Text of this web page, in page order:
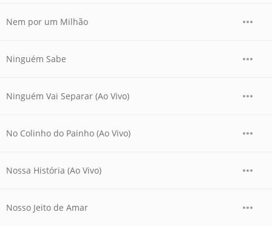
Nem por um Milhão
Ninguém Sabe
Ninguém Vai Separar (Ao Vivo)
No Colinho do Painho (Ao Vivo)
Nossa História (Ao Vivo)
Nosso Jeito de Amar